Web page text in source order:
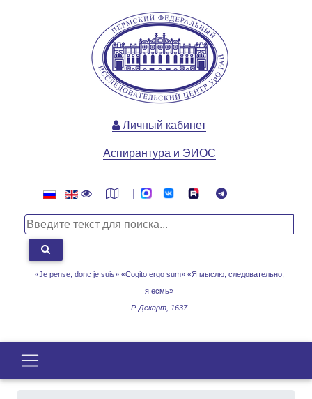
«Je pense, donc je suis» «Cogito ergo sum» «Я мыслю, следовательно,
я есмь»
Р. Декарт, 1637
Личный кабинет
Аспирантура и ЭИОС